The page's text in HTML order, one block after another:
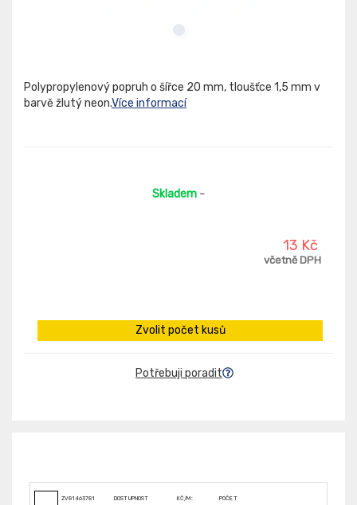
Polypropylenový popruh o šířce 20 mm, tloušťce 1,5 mm v
barvě žlutý neon.Více informací
Skladem -
13 Kč
včetně DPH
Zvolit počet kusů
Potřebuji poradit
ZV81463781 DOSTUPNOST KČ/M: POČET